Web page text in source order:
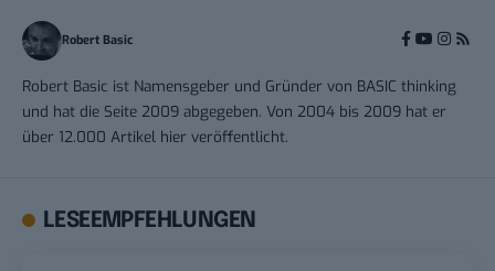
Robert Basic
Robert Basic ist Namensgeber und Gründer von BASIC thinking
und hat die Seite 2009 abgegeben. Von 2004 bis 2009 hat er
über 12.000 Artikel hier veröffentlicht.
LESEEMPFEHLUNGEN